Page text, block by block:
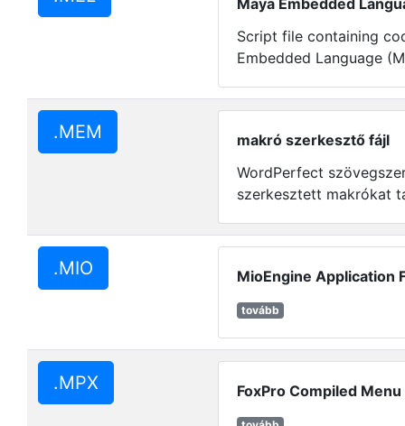
Maya Embedded
Script file containing
Embedded Language
.MEM
makró szerkesztő fájl
WordPerfect
szerkesztett makrókat
.MIO MioEngine Application
tovább
.MPX FoxPro Compiled